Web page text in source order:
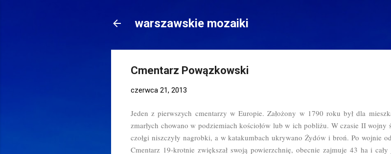
warszawskie mozaiki
Cmentarz Powązkowski
czerwca 21, 2013
Jeden z pierwszych cmentarzy w Europie. Założony w 1790 roku był dla
zmarłych chowano w podziemiach kościołów lub w ich pobliżu. W czasie II wojny
czołgi niszczyły nagrobki, a w katakumbach ukrywano Żydów i broń. Po wojnie
Cmentarz 19-krotnie zwiększał swoją powierzchnię, obecnie zajmuje 43 ha i